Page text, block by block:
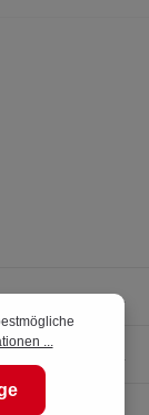
...